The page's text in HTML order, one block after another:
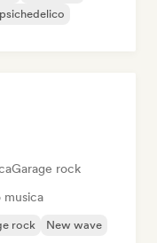
Garage rock
musica
rock
New wave